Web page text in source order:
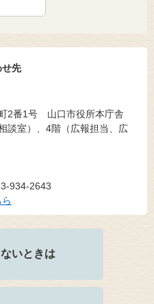
せ先
2番1号 山口市役所本庁舎
談室）、4階（広報担当、広
934-2643
いときは